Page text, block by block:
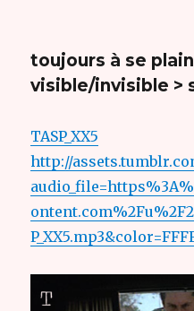
toujours à se
visible/invisible >
TASP_XX5
http://